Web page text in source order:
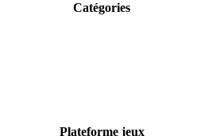
Catégories
Plateforme jeux